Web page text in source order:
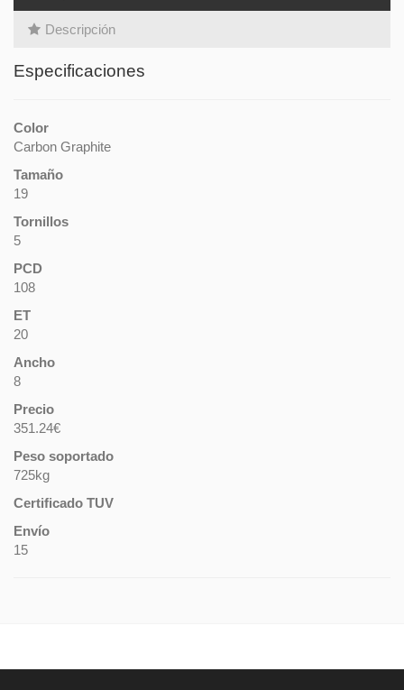
Descripción
Especificaciones
Color
Carbon Graphite
Tamaño
19
Tornillos
5
PCD
108
ET
20
Ancho
8
Precio
351.24€
Peso soportado
725kg
Certificado TUV
Envío
15